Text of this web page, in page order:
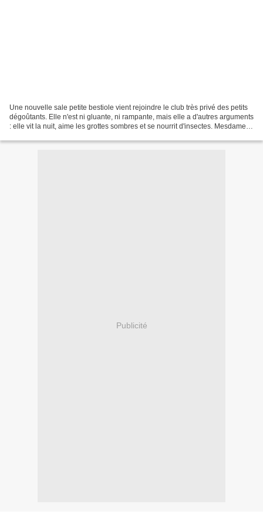
Une nouvelle sale petite bestiole vient rejoindre le club très privé des petits
dégoûtants. Elle n'est ni gluante, ni rampante, mais elle a d'autres arguments
: elle vit la nuit, aime les grottes sombres et se nourrit d'insectes. Mesdames
Publicité